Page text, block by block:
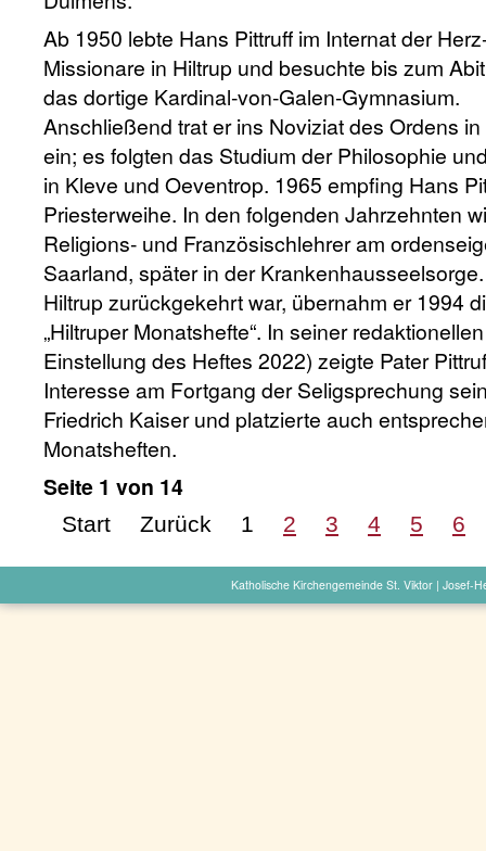
Ab 1950 lebte Hans Pittruff im Internat der
Missionare in Hiltrup und besuchte bis zum
das dortige Kardinal-von-Galen-Gymnasium.
Anschließend trat er ins Noviziat des Ordens
ein; es folgten das Studium der Philosophie
in Kleve und Oeventrop. 1965 empfing Hans
Priesterweihe. In den folgenden Jahrzehnten
Religions- und Französischlehrer am
Saarland, später in der
Hiltrup zurückgekehrt war, übernahm er 1994
„Hiltruper Monatshefte“. In seiner
Einstellung des Heftes 2022) zeigte Pater
Interesse am Fortgang der Seligsprechung
Friedrich Kaiser und platzierte auch
Monatsheften.
Seite 1 von 14
Start Zurück 1 2 3 4 5 6
Katholische Kirchengemeinde St. Viktor | Josef-